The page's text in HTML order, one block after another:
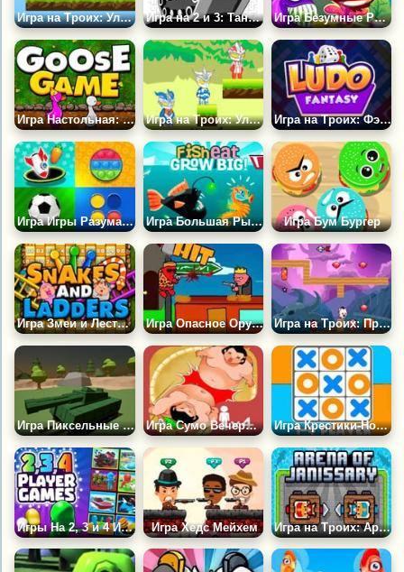
Игра на Троих: Ультрамен на Острове Монстров 2 Игра на 2 и 3: Танки в Лабиринте Игра Безумные Рыбки
Игра Настольная: Гуси Игра на Троих: Ультрамен на Острове Монстров Игра на Троих: Фэнтези Лудо
Игра Игры Разума для 2, 3 и 4 Игроков Игра Большая Рыба Ест Маленькую Игра Бум Бургер
Игра Змеи и Лестницы Игра Опасное Оружие: Возвращение Игра на Троих: Приключения Поросят
Игра Пиксельные Танки на Троих Игра Сумо Вечеринка Игра Крестики-Нолики на 1-4 Игрока
Игры На 2, 3 и 4 Игроков Игра Хедс Мейхем Игра на Троих: Арена Янычар